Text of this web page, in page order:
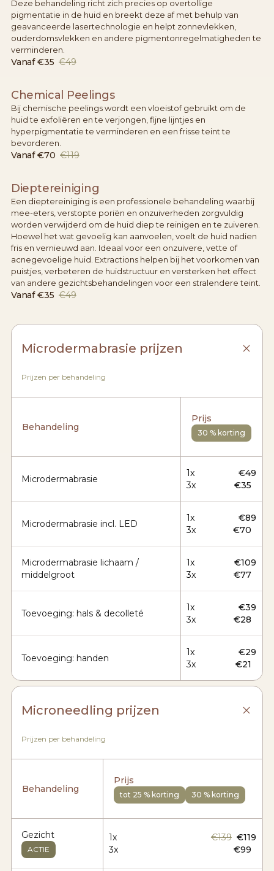
Deze behandeling richt zich precies op overtollige
pigmentatie in de huid en breekt deze af met behulp van
geavanceerde lasertechnologie en helpt zonnevlekken,
ouderdomsvlekken en andere pigmentonregelmatigheden te
verminderen.
Vanaf €35 €49
Chemical Peelings
Bij chemische peelings wordt een vloeistof gebruikt om de
huid te exfoliëren en te verjongen, fijne lijntjes en
hyperpigmentatie te verminderen en een frisse teint te
bevorderen.
Vanaf €70 €119
Dieptereiniging
Een dieptereiniging is een professionele behandeling waarbij
mee-eters, verstopte poriën en onzuiverheden zorgvuldig
worden verwijderd om de huid diep te reinigen en te zuiveren.
Hoewel het wat gevoelig kan aanvoelen, voelt de huid nadien
fris en vernieuwd aan. Ideaal voor een onzuivere, vette of
acnegevoelige huid. Extractions helpen bij het voorkomen van
puistjes, verbeteren de huidstructuur en versterken het effect
van andere gezichtsbehandelingen voor een stralendere teint.
Vanaf €35 €49
Microdermabrasie prijzen
Prijzen per behandeling
Behandeling
Prijs
30 % korting
Microdermabrasie
1x
€49
3x
€35
Microdermabrasie incl. LED
1x
€89
3x
€70
Microdermabrasie lichaam /
middelgroot
1x
€109
3x
€77
Toevoeging: hals & decolleté
1x
€39
3x
€28
Toevoeging: handen
1x
€29
3x
€21
Microneedling prijzen
Prijzen per behandeling
Behandeling
Prijs
tot 25 % korting 30 % korting
Gezicht
ACTIE
1x €139 €119
3x
€99